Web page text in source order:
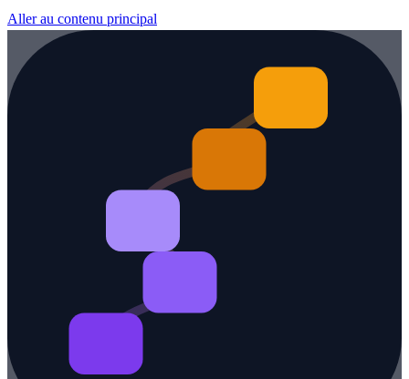
Aller au contenu principal